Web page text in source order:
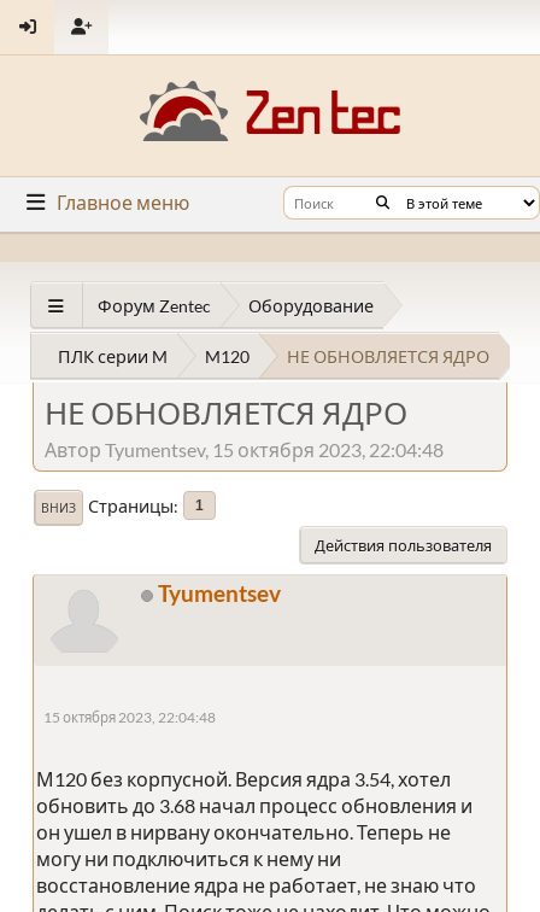
Главное меню
Форум Zentec Оборудование
ПЛК серии M M120 НЕ ОБНОВЛЯЕТСЯ ЯДРО
НЕ ОБНОВЛЯЕТСЯ ЯДРО
Автор Tyumentsev, 15 октября 2023, 22:04:48
ВНИЗ Страницы 1
Действия пользователя
Tyumentsev
15 октября 2023, 22:04:48
М120 без корпусной. Версия ядра 3.54, хотел
обновить до 3.68 начал процесс обновления и
он ушел в нирвану окончательно. Теперь не
могу ни подключиться к нему ни
восстановление ядра не работает, не знаю что